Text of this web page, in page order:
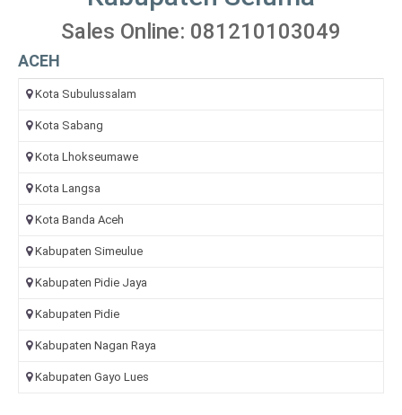
Sales Online: 081210103049
ACEH
Kota Subulussalam
Kota Sabang
Kota Lhokseumawe
Kota Langsa
Kota Banda Aceh
Kabupaten Simeulue
Kabupaten Pidie Jaya
Kabupaten Pidie
Kabupaten Nagan Raya
Kabupaten Gayo Lues